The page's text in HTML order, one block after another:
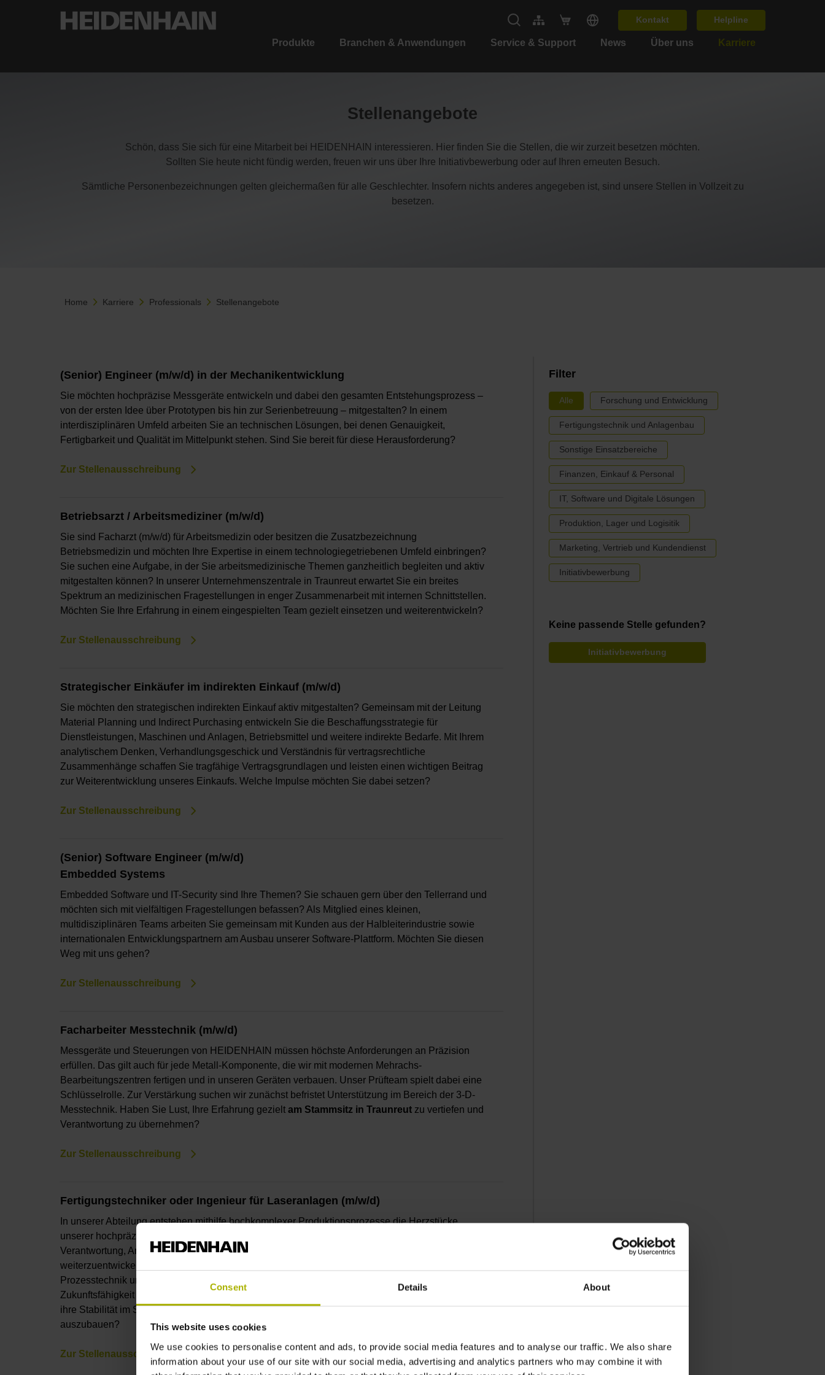
Consent Details About
This website uses cookies
We use cookies to personalise content and ads, to provide social media features and to analyse our traffic. We also share
information about your use of our site with our social media, advertising and analytics partners who may combine it with
Kontakt Helpline
Produkte Branchen & Anwendungen Service & Support News Über uns Karriere
Stellenangebote
Schön, dass Sie sich für eine Mitarbeit bei HEIDENHAIN interessieren. Hier finden Sie die Stellen, die wir zurzeit besetzen möchten.
Sollten Sie heute nicht fündig werden, freuen wir uns über Ihre Initiativbewerbung oder auf Ihren erneuten Besuch.
Sämtliche Personenbezeichnungen gelten gleichermaßen für alle Geschlechter. Insofern nichts anderes angegeben ist, sind unsere Stellen in Vollzeit zu
besetzen.
Home Karriere Professionals Stellenangebote
Filter
Alle Forschung und Entwicklung
Fertigungstechnik und Anlagenbau
Sonstige Einsatzbereiche
Finanzen, Einkauf & Personal
IT, Software und Digitale Lösungen
Produktion, Lager und Logisitik
Marketing, Vertrieb und Kundendienst
Initiativbewerbung
Keine passende Stelle gefunden?
Initiativbewerbung
(Senior) Engineer (m/w/d) in der Mechanikentwicklung
Sie möchten hochpräzise Messgeräte entwickeln und dabei den gesamten Entstehungsprozess –
von der ersten Idee über Prototypen bis hin zur Serienbetreuung – mitgestalten? In einem
interdisziplinären Umfeld arbeiten Sie an technischen Lösungen, bei denen Genauigkeit,
Fertigbarkeit und Qualität im Mittelpunkt stehen. Sind Sie bereit für diese Herausforderung?
Zur Stellenausschreibung
Betriebsarzt / Arbeitsmediziner (m/w/d)
Sie sind Facharzt (m/w/d) für Arbeitsmedizin oder besitzen die Zusatzbezeichnung
Betriebsmedizin und möchten Ihre Expertise in einem technologiegetriebenen Umfeld einbringen?
Sie suchen eine Aufgabe, in der Sie arbeitsmedizinische Themen ganzheitlich begleiten und aktiv
mitgestalten können? In unserer Unternehmenszentrale in Traunreut erwartet Sie ein breites
Spektrum an medizinischen Fragestellungen in enger Zusammenarbeit mit internen Schnittstellen.
Möchten Sie Ihre Erfahrung in einem eingespielten Team gezielt einsetzen und weiterentwickeln?
Zur Stellenausschreibung
Strategischer Einkäufer im indirekten Einkauf (m/w/d)
Sie möchten den strategischen indirekten Einkauf aktiv mitgestalten? Gemeinsam mit der Leitung
Material Planning und Indirect Purchasing entwickeln Sie die Beschaffungsstrategie für
Dienstleistungen, Maschinen und Anlagen, Betriebsmittel und weitere indirekte Bedarfe. Mit Ihrem
analytischem Denken, Verhandlungsgeschick und Verständnis für vertragsrechtliche
Zusammenhänge schaffen Sie tragfähige Vertragsgrundlagen und leisten einen wichtigen Beitrag
zur Weiterentwicklung unseres Einkaufs. Welche Impulse möchten Sie dabei setzen?
Zur Stellenausschreibung
(Senior) Software Engineer (m/w/d)
Embedded Systems
Embedded Software und IT-Security sind Ihre Themen? Sie schauen gern über den Tellerrand und
möchten sich mit vielfältigen Fragestellungen befassen? Als Mitglied eines kleinen,
multidisziplinären Teams arbeiten Sie gemeinsam mit Kunden aus der Halbleiterindustrie sowie
internationalen Entwicklungspartnern am Ausbau unserer Software-Plattform. Möchten Sie diesen
Weg mit uns gehen?
Zur Stellenausschreibung
Facharbeiter Messtechnik (m/w/d)
Messgeräte und Steuerungen von HEIDENHAIN müssen höchste Anforderungen an Präzision
erfüllen. Das gilt auch für jede Metall-Komponente, die wir mit modernen Mehrachs-
Bearbeitungszentren fertigen und in unseren Geräten verbauen. Unser Prüfteam spielt dabei eine
Schlüsselrolle. Zur Verstärkung suchen wir zunächst befristet Unterstützung im Bereich der 3-D-
Messtechnik. Haben Sie Lust, Ihre Erfahrung gezielt am Stammsitz in Traunreut zu vertiefen und
Verantwortung zu übernehmen?
Zur Stellenausschreibung
Fertigungstechniker oder Ingenieur für Laseranlagen (m/w/d)
In unserer Abteilung entstehen mithilfe hochkomplexer Produktionsprozesse die Herzstücke
unserer hochpräzisen Messgeräte bei HEIDENHAIN. Die Fertigungstechnik übernimmt dabei die
Verantwortung, Anlagen leistungsfähig zu betreiben und Prozesse kontinuierlich
weiterzuentwickeln. Sie arbeiten in einem eingespielten Team an der Schnittstelle von Fertigung,
Prozesstechnik und Entwicklung und leisten einen direkten Beitrag zur Stabilität und
Zukunftsfähigkeit unserer Produktion. Reizt es Sie, Laserprozesse technologisch zu beherrschen,
ihre Stabilität im Serienbetrieb sicherzustellen und deren Potenzial in der Fertigung gezielt weiter
auszubauen?
Zur Stellenausschreibung